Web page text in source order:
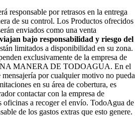
responsable por retrasos en la entrega
de su control. Los Productos ofrecidos
enviados como una venta
bajo responsabilidad y riesgo del
limitados a disponibilidad en su zona.
exclusivamente de la empresa de
MANERA DE TODOAGUA. En el
mensajería por cualquier motivo no pueda
en su área de cobertura, es
contactar con la empresa de
oficinas a recoger el envío. TodoAgua de
de los gastos extras que esto genere.